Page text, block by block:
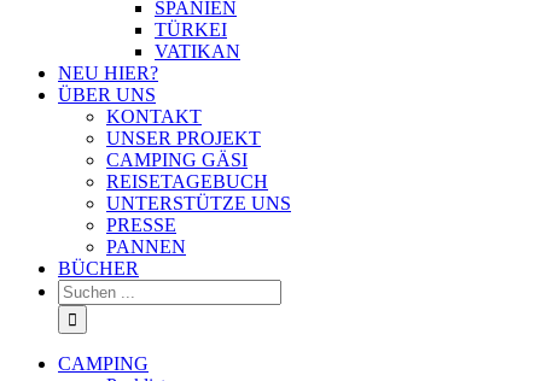
SPANIEN
TÜRKEI
VATIKAN
NEU HIER?
ÜBER UNS
KONTAKT
UNSER PROJEKT
CAMPING GÄSI
REISETAGEBUCH
UNTERSTÜTZE UNS
PRESSE
PANNEN
BÜCHER
Suche
nach:
CAMPING